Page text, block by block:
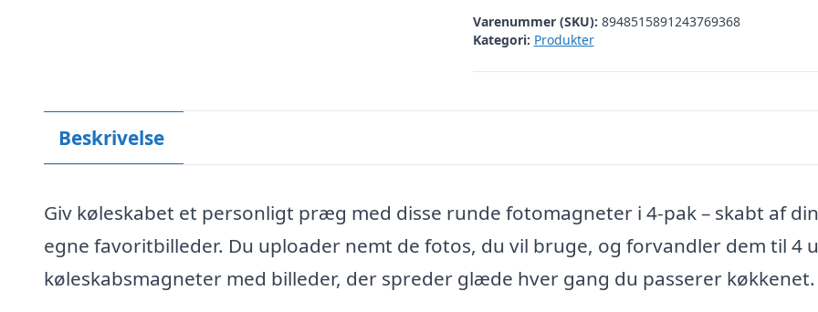
Varenummer (SKU): 8948515891243769368
Kategori: Produkter
Beskrivelse
Giv køleskabet et personligt præg med disse runde fotomagneter i 4-pak – skabt af
egne favoritbilleder. Du uploader nemt de fotos, du vil bruge, og forvandler dem til 4
køleskabsmagneter med billeder, der spreder glæde hver gang du passerer køkkenet.